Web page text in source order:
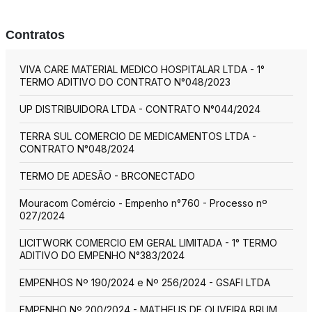
Contratos
VIVA CARE MATERIAL MEDICO HOSPITALAR LTDA - 1°
TERMO ADITIVO DO CONTRATO N°048/2023
UP DISTRIBUIDORA LTDA - CONTRATO N°044/2024
TERRA SUL COMERCIO DE MEDICAMENTOS LTDA -
CONTRATO N°048/2024
TERMO DE ADESÃO - BRCONECTADO
Mouracom Comércio - Empenho n°760 - Processo nº
027/2024
LICITWORK COMERCIO EM GERAL LIMITADA - 1° TERMO
ADITIVO DO EMPENHO N°383/2024
EMPENHOS Nº 190/2024 e Nº 256/2024 - GSAFI LTDA
EMPENHO Nº 200/2024 - MATHEUS DE OLIVEIRA BRUM